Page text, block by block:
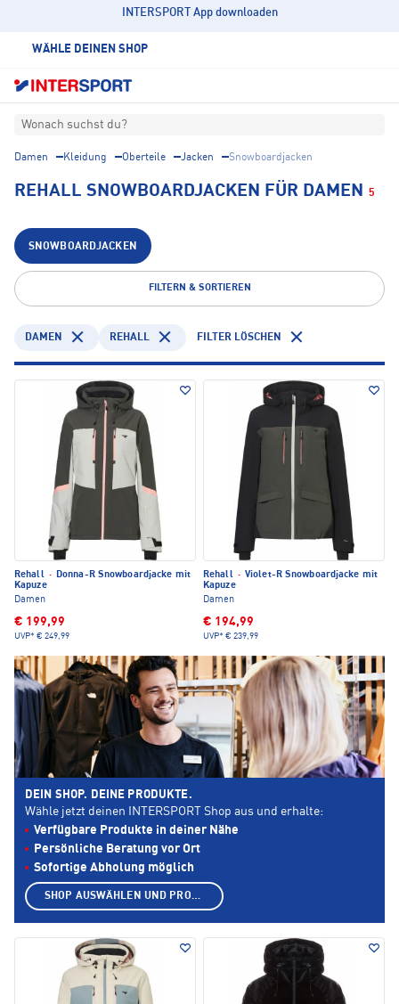
INTERSPORT App downloaden
WÄHLE DEINEN SHOP
Wonach suchst du?
Damen Kleidung Oberteile Jacken Snowboardjacken
REHALL SNOWBOARDJACKEN FÜR DAMEN 5
SNOWBOARDJACKEN
FILTERN & SORTIEREN
DAMEN REHALL FILTER LÖSCHEN
Rehall ·
Donna-R Snowboardjacke mit
Kapuze
Damen
€ 199,99
UVP* € 249,99
Rehall · Violet-R Snowboardjacke mit
Kapuze
Damen
€ 194,99
UVP* € 239,99
DEIN SHOP. DEINE PRODUKTE.
Wähle jetzt deinen INTERSPORT Shop aus und erhalte:
Verfügbare Produkte in deiner Nähe
Persönliche Beratung vor Ort
Sofortige Abholung möglich
SHOP AUSWÄHLEN UND PRODUKTE ANZEIGEN